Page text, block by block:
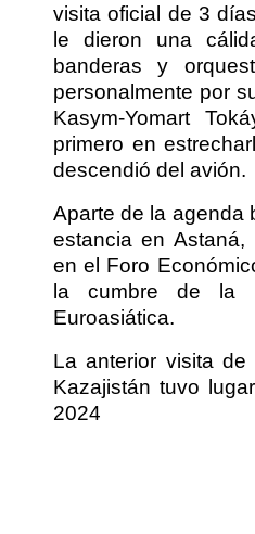
visita oficial de 3
le dieron una
banderas y
personalmente por
Kasym-Yomart
primero en
descendió del avión.
Aparte de la agenda
estancia en Astaná,
en el Foro
la cumbre de la
Euroasiática.
La anterior visita
Kazajistán tuvo
2024